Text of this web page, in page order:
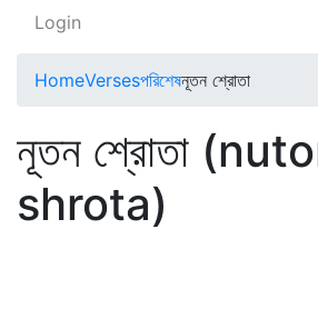
Login
HomeVersesপরিশেষনূতন শ্রোতা
নূতন শ্রোতা
shrota)